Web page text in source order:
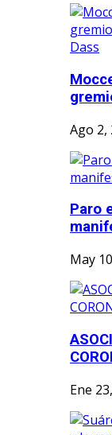
Ago 2,
Paro
May
Ene